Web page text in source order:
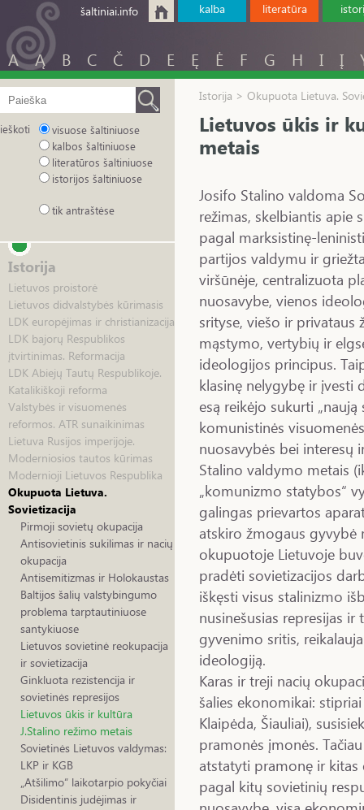
šaltiniai.info kalba literatūra
A Ą B C Č D E Ę Ė F G H I Į
ieškoti
visuose šaltiniuose
kalbos šaltiniuose
literatūros šaltiniuose
istorijos šaltiniuose
tik antraštėse
Istorija
Lietuvos proistorė
Lietuvos didvalstybės kūrimasis
LDK europėjimas ir christianizacija
LDK bajorų Respublikos
įtvirtinimas. Reformacija
LDK Abiejų Tautų Respublikoje.
Katalikiškoji reforma
Valstybės ir visuomenės
reformos. ATR sunaikinimas
Lietuva Rusijos imperijoje.
Moderniosios tautos kūrimas
Modernioji Lietuvos Respublika
Okupuota Lietuva.
Sovietizacija
Pirmoji sovietų okupacija
Antisovietinis sukilimas ir nacių
okupacija
Antisemitizmas ir Holokaustas
Baltijos šalių valstybingumo
problema tarptautiniuose
santykiuose
Lietuvos sovietinė reokupacija
ir sovietizacija
Ginkluota rezistencija ir
sovietinės represijos
Lietuvos ūkis ir kultūra
J.Stalino režimo metais
Sovietinės Lietuvos valdymas:
LKP ir KGB
„Atšilimo“ laikotarpio pokyčiai
Disidentinis judėjimas ir
Istorija > Okupuota Lietuva.
Lietuvos ūkis ir
metais
Josifo Stalino valdoma
režimas, skelbiantis apie
pagal marksistinę-
partijos valdymu ir
viršūnėje, centralizuota
nuosavybe, vienos
srityse, viešo ir
mąstymo, vertybių ir
ideologijos principus.
klasinę nelygybę ir įvesti
esą reikėjo sukurti
komunistinės
nuosavybės bei interesų
Stalino valdymo metais
„komunizmo statybos“
galingas prievartos
atskiro žmogaus gyvybė
okupuotoje Lietuvoje
pradėti sovietizacijos
iškęsti visus stalinizmo
nusinešusias represijas
gyvenimo sritis,
ideologiją.
Karas ir treji nacių
šalies ekonomikai:
Klaipėda, Šiauliai),
pramonės įmonės.
atstatyti pramonę ir
pagal kitų sovietinių